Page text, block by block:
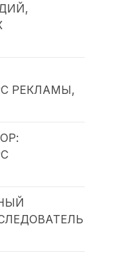
РЕКЛАМЫ,